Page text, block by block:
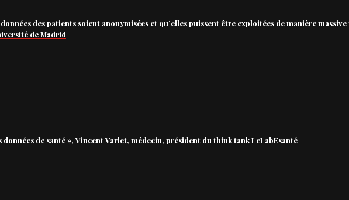
des patients soient anonymisées et qu’elles puissent être exploitées de manière
de Madrid
de santé », Vincent Varlet, médecin, président du think tank LeLabEsanté